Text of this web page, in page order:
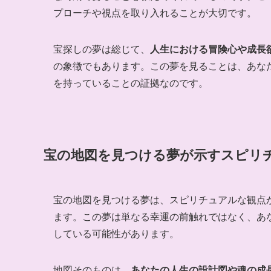
プローチや視点を取り入れることが大切です。
宝探しの夢は総じて、
人生における冒険心や成長
の象徴でもあります。この夢を見ることは、あ
を持っていることの証拠なのです。
宝の地図を見つける夢が示すスピリ
宝の地図を見つける夢は、スピリチュアルな観点
ます。この夢は単なる幸運の前触れではなく、
している可能性があります。